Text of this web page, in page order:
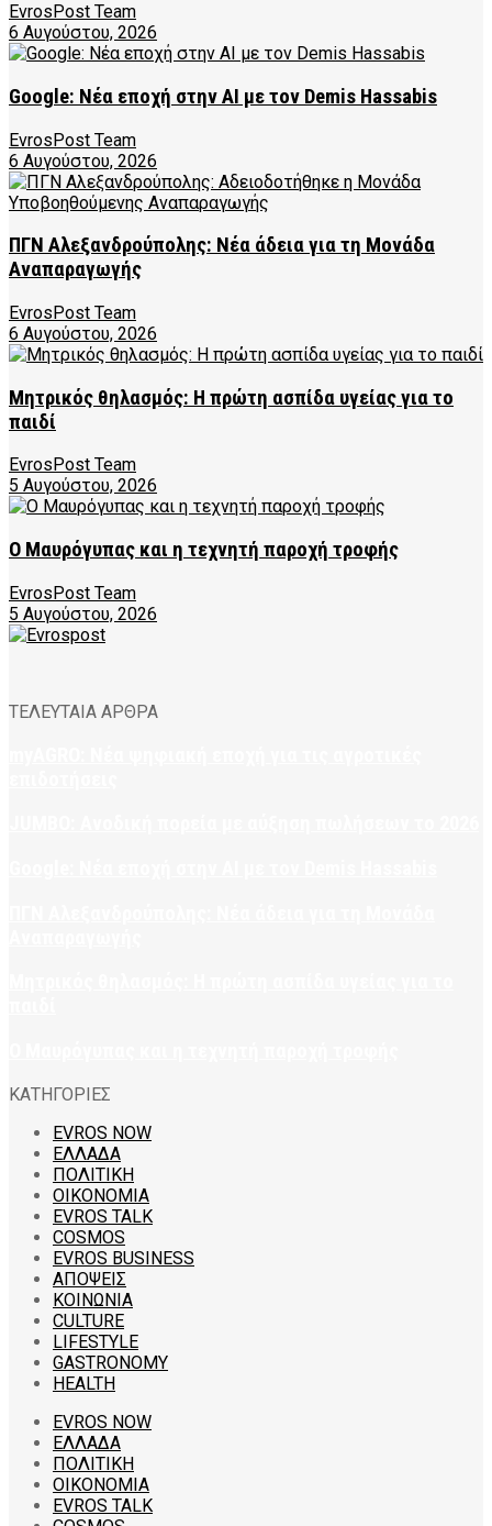
EvrosPost Team
6 Αυγούστου, 2026
Google: Νέα εποχή στην AI με τον Demis Hassabis
EvrosPost Team
6 Αυγούστου, 2026
ΠΓΝ Αλεξανδρούπολης: Νέα άδεια για τη Μονάδα
Αναπαραγωγής
EvrosPost Team
6 Αυγούστου, 2026
Μητρικός θηλασμός: Η πρώτη ασπίδα υγείας για το
παιδί
EvrosPost Team
5 Αυγούστου, 2026
Ο Μαυρόγυπας και η τεχνητή παροχή τροφής
EvrosPost Team
5 Αυγούστου, 2026
ΤΕΛΕΥΤΑΙΑ ΑΡΘΡΑ
ΚΑΤΗΓΟΡΙΕΣ
EVROS NOW
ΕΛΛΑΔΑ
ΠΟΛΙΤΙΚΗ
ΟΙΚΟΝΟΜΙΑ
EVROS TALK
COSMOS
EVROS BUSINESS
ΑΠΟΨΕΙΣ
ΚΟΙΝΩΝΙΑ
CULTURE
LIFESTYLE
GASTRONOMY
HEALTH
EVROS NOW
ΕΛΛΑΔΑ
ΠΟΛΙΤΙΚΗ
ΟΙΚΟΝΟΜΙΑ
EVROS TALK